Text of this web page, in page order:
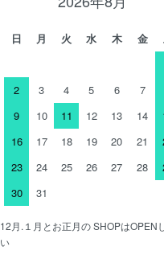
日 月 火 水 木 金
2
3 4 5 6 7
9
10 11 12 13 14
16
17 18 19 20 21
23
24 25 26 27 28
30
31
12月.１月とお正月の SHOPはOPEN
い